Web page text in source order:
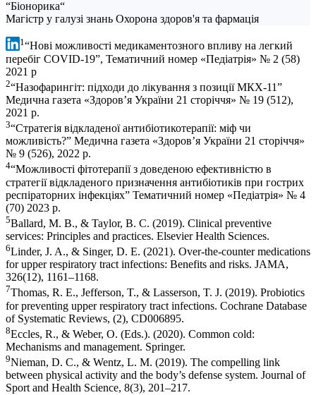
“Біонорика“
Магістр у галузі знань Охорона здоров'я та фармація
1“Нові можливості медикаментозного впливу на легкий
перебіг COVID-19”, Тематичний номер «Педіатрія» № 2 (58)
2021 р
2“Назофарингіт: підходи до лікування з позиції МКХ‑11”
Медична газета «Здоров’я України 21 сторіччя» № 19 (512),
2021 р.
3“Стратегія відкладеної антибіотикотерапії: міф чи
можливість?” Медична газета «Здоров’я України 21 сторіччя»
№ 9 (526), 2022 р.
4“Можливості фітотерапії з доведеною ефективністю в
стратегії відкладеного призначення антибіотиків при гострих
респіраторних інфекціях” Тематичний номер «Педіатрія» № 4
(70) 2023 р.
5Ballard, M. B., & Taylor, B. C. (2019). Clinical preventive
services: Principles and practices. Elsevier Health Sciences.
6Linder, J. A., & Singer, D. E. (2021). Over-the-counter medications
for upper respiratory tract infections: Benefits and risks. JAMA,
326(12), 1161–1168.
7Thomas, R. E., Jefferson, T., & Lasserson, T. J. (2019). Probiotics
for preventing upper respiratory tract infections. Cochrane Database
of Systematic Reviews, (2), CD006895.
8Eccles, R., & Weber, O. (Eds.). (2020). Common cold:
Mechanisms and management. Springer.
9Nieman, D. C., & Wentz, L. M. (2019). The compelling link
between physical activity and the body’s defense system. Journal of
Sport and Health Science, 8(3), 201–217.